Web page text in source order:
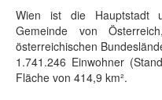
Wien ist die Hauptstadt
Gemeinde von
österreichischen
1.741.246 Einwohner
Fläche von 414,9 km².